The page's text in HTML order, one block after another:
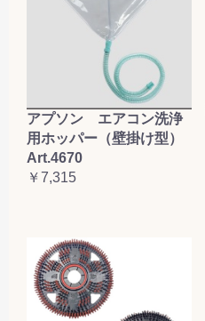
アプソン エアコン洗浄
用ホッパー（壁掛け型）
Art.4670
￥7,315